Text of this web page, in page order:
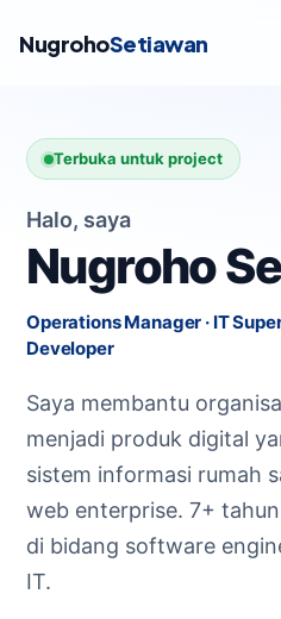
NugrohoSetiawan
Terbuka untuk project
Halo, saya
Nugroho
Operations Manager · IT
Developer
Saya membantu
menjadi produk digital
sistem informasi rumah
web enterprise. 7+
di bidang software
IT.